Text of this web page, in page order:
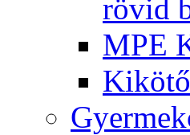
rövid
MPE